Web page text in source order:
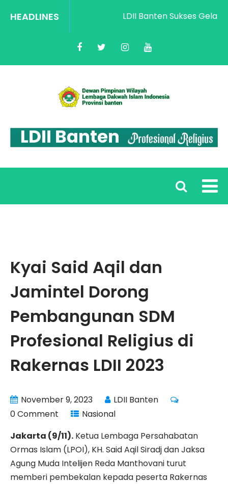
HEADLINES LDII Banten Sukses Gelar
Kyai Said Aqil dan
Jamintel Dorong
Pembangunan SDM
Profesional Religius di
Rakernas LDII 2023
November 9, 2023
LDII Banten
0 Comment
Nasional
Jakarta (9/11). Ketua Lembaga Persahabatan
Ormas Islam (LPOI), KH. Said Aqil Siradj dan Jaksa
Agung Muda Intelijen Reda Manthovani turut
memberi pembekalan kepada peserta Rakernas